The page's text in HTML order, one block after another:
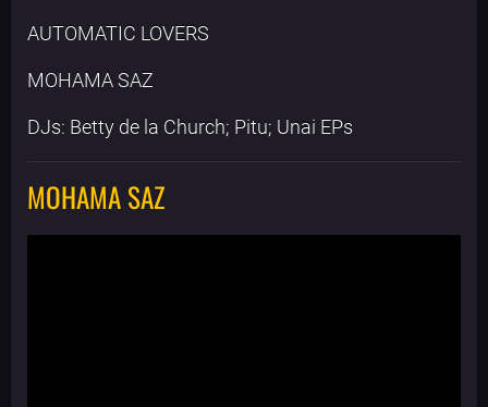
AUTOMATIC LOVERS
MOHAMA SAZ
DJs: Betty de la Church; Pitu; Unai EPs
MOHAMA SAZ